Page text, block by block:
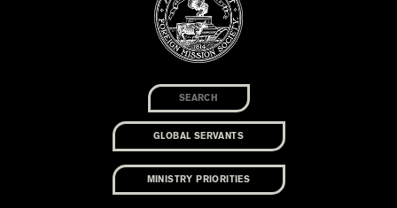
GLOBAL SERVANTS
MINISTRY PRIORITIES